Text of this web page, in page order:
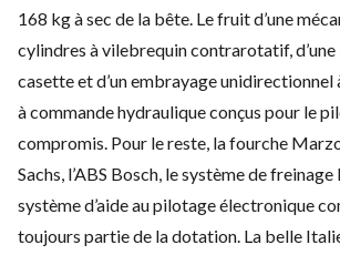
168 kg à sec de la bête. Le fruit d’une
cylindres à vilebrequin contrarotatif,
casette et d’un embrayage
à commande hydraulique conçus pour le
compromis. Pour le reste, la fourche
Sachs, l’ABS Bosch, le système de
système d’aide au pilotage électronique
toujours partie de la dotation. La belle